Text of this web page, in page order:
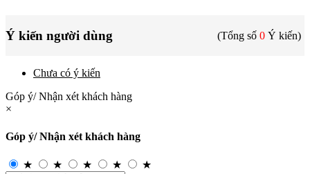
Ý kiến người dùng (Tổng số 0 Ý kiến)
Chưa có ý kiến
Góp ý/ Nhận xét khách hàng
×
Góp ý/ Nhận xét khách hàng
★ ★ ★ ★ ★